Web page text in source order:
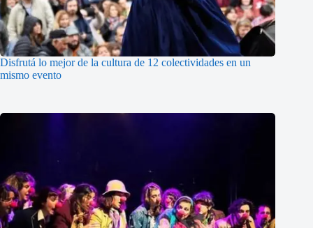
Disfrutá lo mejor de la cultura de 12 colectividades en un
mismo evento